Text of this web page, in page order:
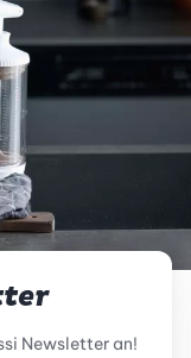
Newsletter an!